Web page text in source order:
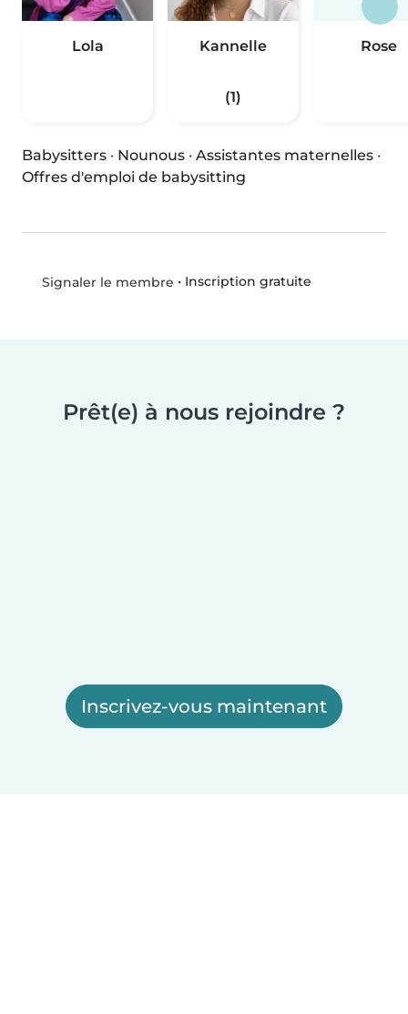
Lola Kannelle
(1)
Rose
Babysitters · Nounous · Assistantes maternelles ·
Offres d'emploi de babysitting
Signaler le membre • Inscription gratuite
Prêt(e) à nous rejoindre ?
Inscrivez-vous maintenant